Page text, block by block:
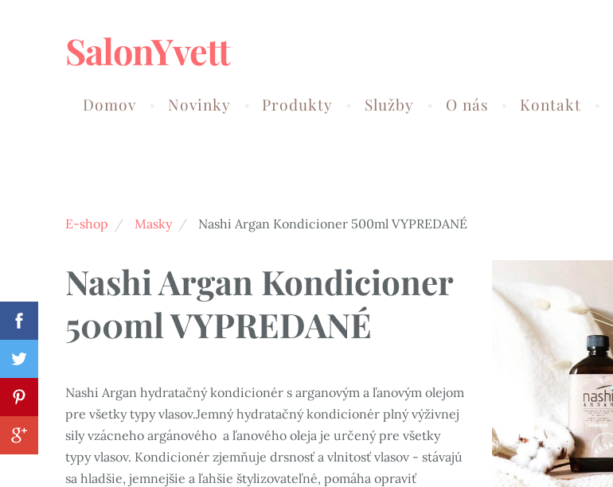
SalonYvett
Domov Novinky Produkty Služby O nás Kontakt
E-shop Masky Nashi Argan Kondicioner 500ml VYPREDANÉ
Nashi Argan Kondicioner
500ml VYPREDANÉ
Nashi Argan hydratačný kondicionér s arganovým a ľanovým olejom
pre všetky typy vlasov.Jemný hydratačný kondicionér plný výživnej
sily vzácneho argánového a ľanového oleja je určený pre všetky
typy vlasov. Kondicionér zjemňuje drsnosť a vlnitosť vlasov - stávajú
sa hladšie, jemnejšie a ľahšie štylizovateľné, pomáha opraviť